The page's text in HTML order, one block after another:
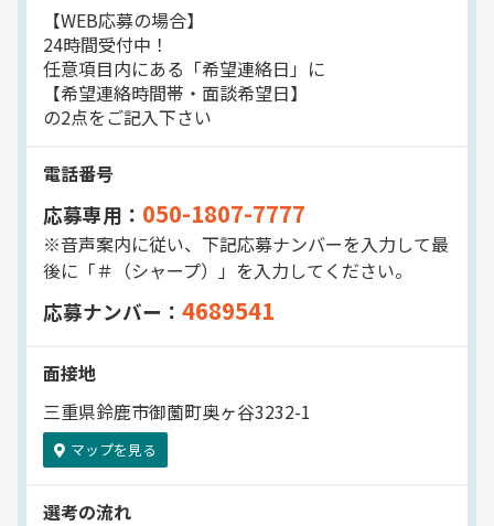
━━━━━━━━━
鈴鹿センター営業所
━━━━━━━━━
現在34名の
幅広い世代のドライバーが活躍中！
平均勤続《36年》
のバツグンの定着率が自慢です！
お話好きで気さくなメンバーが多いので
あなたの入社も心待ちにしています◎
【WEB応募の場合】
24時間受付中！
任意項目内にある「希望連絡日」に
【希望連絡時間帯・面談希望日】
の2点をご記入下さい
電話番号
応募専用： 050-1807-7777
※音声案内に従い、下記応募ナンバーを入力して最
後に「＃（シャープ）」を入力してください。
応募ナンバー： 4689541
面接地
三重県鈴鹿市御薗町奥ヶ谷3232-1
マップを見る
選考の流れ